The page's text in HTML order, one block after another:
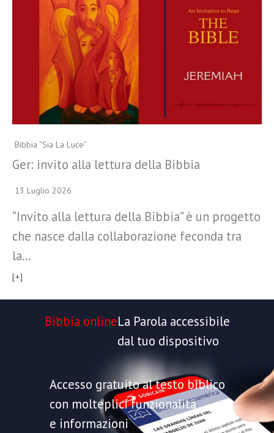
Bibbia “Sia La Luce”
Ger: invito alla lettura della Bibbia
13 Luglio 2026
“Invito alla lettura della Bibbia” è un progetto
che nasce dalla collaborazione feconda tra
la…
[+]
Bibbia onlineLa Parola accessibile
dal tuo dispositivo
Accesso gratuito al testo biblico
con molteplici funzionalità
e informazioni